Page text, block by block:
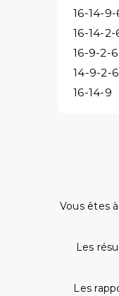
16-14-9-
16-14-2-
16-9-2-6
14-9-2-6
16-14-9
Vous êtes
Les
Les